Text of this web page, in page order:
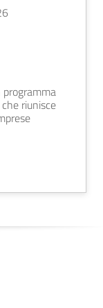
programma
riunisce